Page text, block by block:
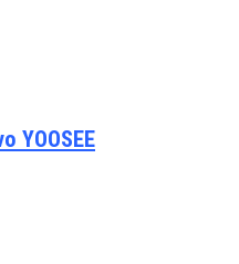
YOOSEE